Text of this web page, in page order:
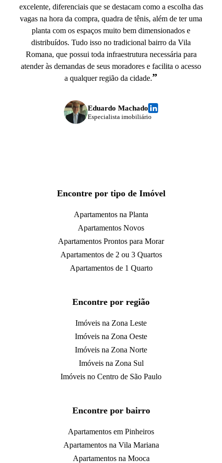
excelente, diferenciais que se destacam como a escolha das
vagas na hora da compra, quadra de tênis, além de ter uma
planta com os espaços muito bem dimensionados e
distribuídos. Tudo isso no tradicional bairro da Vila
Romana, que possui toda infraestrutura necessária para
atender às demandas de seus moradores e facilita o acesso
a qualquer região da cidade.”
Eduardo Machado
Especialista imobiliário
Encontre por tipo de Imóvel
Apartamentos na Planta
Apartamentos Novos
Apartamentos Prontos para Morar
Apartamentos de 2 ou 3 Quartos
Apartamentos de 1 Quarto
Encontre por região
Imóveis na Zona Leste
Imóveis na Zona Oeste
Imóveis na Zona Norte
Imóveis na Zona Sul
Imóveis no Centro de São Paulo
Encontre por bairro
Apartamentos em Pinheiros
Apartamentos na Vila Mariana
Apartamentos na Mooca